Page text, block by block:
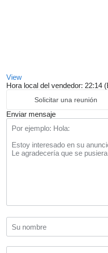
View
Hora local del vendedor: 22:14
Solicitar una reunión
Enviar mensaje